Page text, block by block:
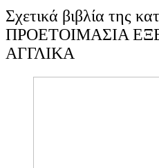
Σχετικά βιβλία της
ΠΡΟΕΤΟΙΜΑΣΙΑ
ΑΓΓΛΙΚΑ